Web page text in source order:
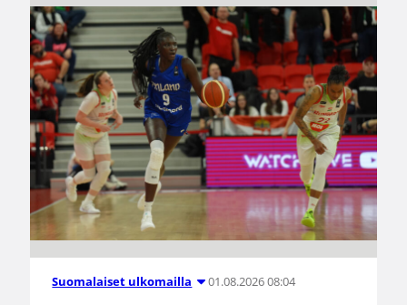
Suomalaiset ulkomailla 01.08.2026 08:04